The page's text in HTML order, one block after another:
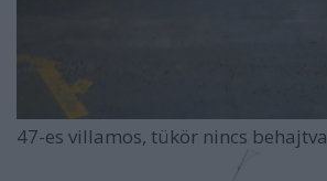
47-es villamos, tükör nincs behajtva